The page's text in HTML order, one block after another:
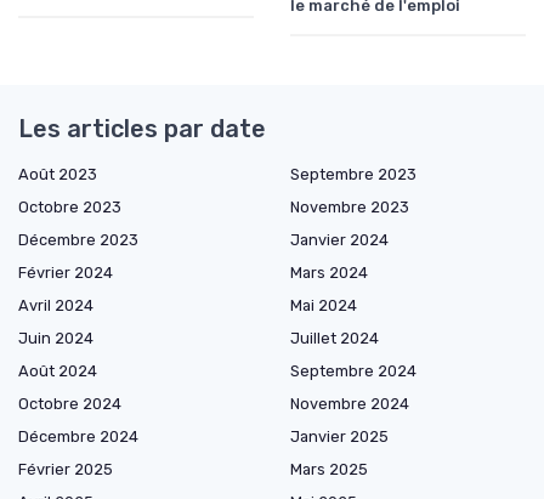
le marché de l'emploi
Les articles par date
Août 2023
Septembre 2023
Octobre 2023
Novembre 2023
Décembre 2023
Janvier 2024
Février 2024
Mars 2024
Avril 2024
Mai 2024
Juin 2024
Juillet 2024
Août 2024
Septembre 2024
Octobre 2024
Novembre 2024
Décembre 2024
Janvier 2025
Février 2025
Mars 2025